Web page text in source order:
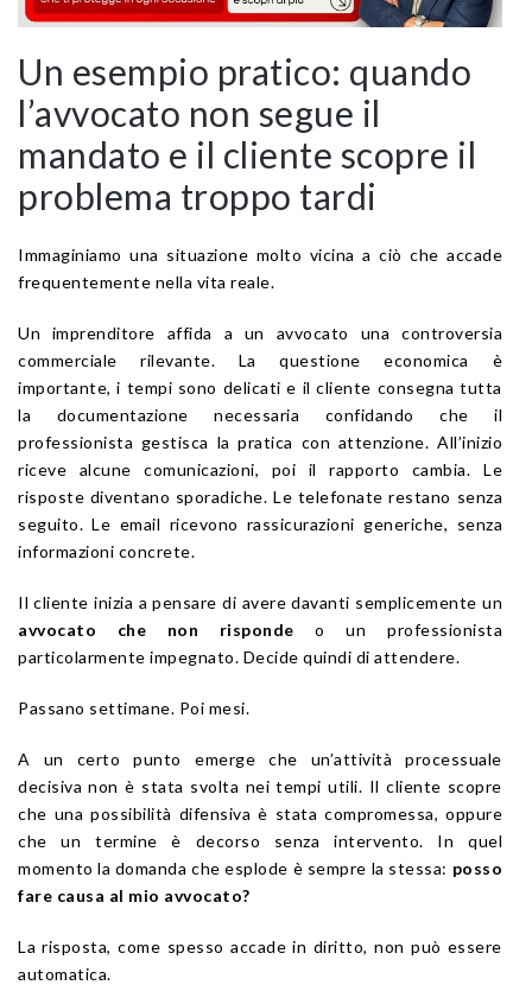
Un esempio pratico: quando
l’avvocato non segue il
mandato e il cliente scopre il
problema troppo tardi
Immaginiamo una situazione molto vicina a ciò che accade
frequentemente nella vita reale.
Un imprenditore affida a un avvocato una controversia
commerciale rilevante. La questione economica è
importante, i tempi sono delicati e il cliente consegna tutta
la documentazione necessaria confidando che il
professionista gestisca la pratica con attenzione. All’inizio
riceve alcune comunicazioni, poi il rapporto cambia. Le
risposte diventano sporadiche. Le telefonate restano senza
seguito. Le email ricevono rassicurazioni generiche, senza
informazioni concrete.
Il cliente inizia a pensare di avere davanti semplicemente un
avvocato che non risponde o un professionista
particolarmente impegnato. Decide quindi di attendere.
Passano settimane. Poi mesi.
A un certo punto emerge che un’attività processuale
decisiva non è stata svolta nei tempi utili. Il cliente scopre
che una possibilità difensiva è stata compromessa, oppure
che un termine è decorso senza intervento. In quel
momento la domanda che esplode è sempre la stessa: posso
fare causa al mio avvocato?
La risposta, come spesso accade in diritto, non può essere
automatica.